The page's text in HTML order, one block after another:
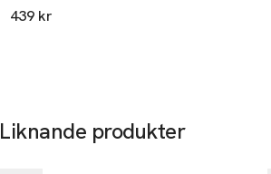
439 kr
Liknande produkter